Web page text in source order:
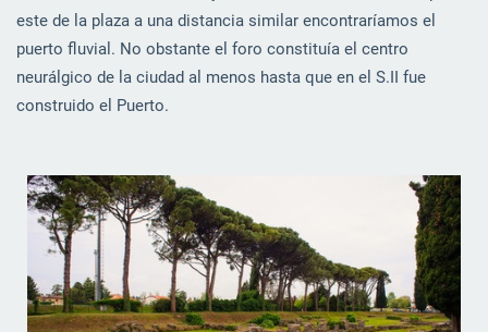
este de la plaza a una distancia similar encontraríamos el
puerto fluvial. No obstante el foro constituía el centro
neurálgico de la ciudad al menos hasta que en el S.II fue
construido el Puerto.